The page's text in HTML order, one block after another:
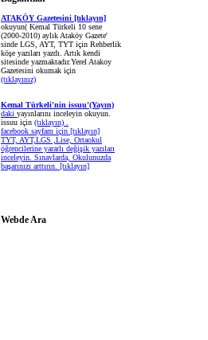
ATAKÖY Gazetesini [tıklayın]
okuyun( Kemal Türkeli 10 sene
(2000-2010) aylık Ataköy Gazete'
sinde LGS, AYT, TYT için Rehberlik
köşe yazıları yazdı. Artık kendi
sitesinde yazmaktadır.Yerel Atakoy
Gazetesini okumak için
(tıklayınız)
Kemal Türkeli'nin issuu'(Yayın)
daki yayınlarını inceleyin okuyun.
issuu için (tıklayın) .
facebook sayfam için [tıklayın]
TYT, AYT,LGS ,Lise, Ortaokul
öğrencilerine yararlı değişik yazıları
inceleyin. Sınavlarda, Okulunuzda
başarınızı arttırın. [tıklayın]
Webde Ara